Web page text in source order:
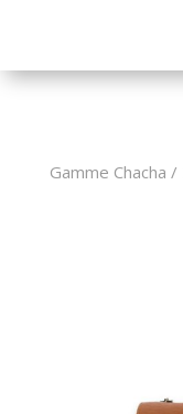
Gamme Chacha /